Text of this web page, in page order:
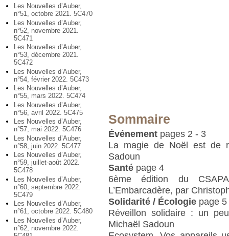
Les Nouvelles d’Auber,
n°51, octobre 2021. 5C470
Les Nouvelles d’Auber,
n°52, novembre 2021.
5C471
Les Nouvelles d’Auber,
n°53, décembre 2021.
5C472
Les Nouvelles d’Auber,
n°54, février 2022. 5C473
Les Nouvelles d’Auber,
n°55, mars 2022. 5C474
Les Nouvelles d’Auber,
n°56, avril 2022. 5C475
Les Nouvelles d’Auber,
n°57, mai 2022. 5C476
Les Nouvelles d’Auber,
n°58, juin 2022. 5C477
Les Nouvelles d’Auber,
n°59, juillet-août 2022.
5C478
Les Nouvelles d’Auber,
n°60, septembre 2022.
5C479
Les Nouvelles d’Auber,
n°61, octobre 2022. 5C480
Les Nouvelles d’Auber,
n°62, novembre 2022.
Sommaire
Événement pages 2 - 3
La magie de Noël est de
Sadoun
Santé page 4
6ème édition du
L’Embarcadère, par
Solidarité / Écologie page 5
Réveillon solidaire : un
Michaël Sadoun